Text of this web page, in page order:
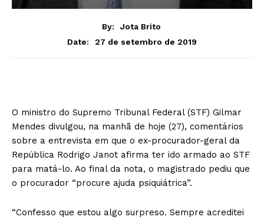
By:
Jota Brito
Date:
27 de setembro de 2019
O ministro do Supremo Tribunal Federal (STF) Gilmar
Mendes divulgou, na manhã de hoje (27), comentários
sobre a entrevista em que o ex-procurador-geral da
República Rodrigo Janot afirma ter ido armado ao STF
para matá-lo. Ao final da nota, o magistrado pediu que
o procurador “procure ajuda psiquiátrica”.
“Confesso que estou algo surpreso. Sempre acreditei